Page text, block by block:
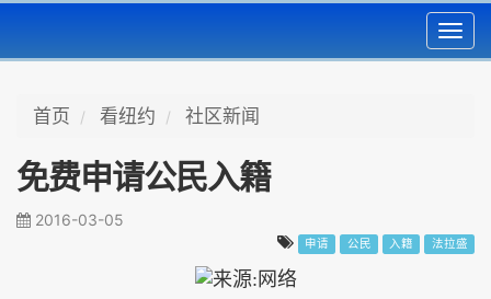
首页 看纽约 社区新闻
免费申请公民入籍
2016-03-05
申请 公民 入籍 法拉盛